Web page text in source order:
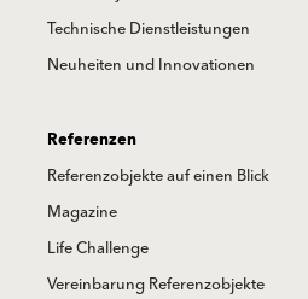
Technische Dienstleistungen
Neuheiten und Innovationen
Referenzen
Referenzobjekte auf einen Blick
Magazine
Life Challenge
Vereinbarung Referenzobjekte